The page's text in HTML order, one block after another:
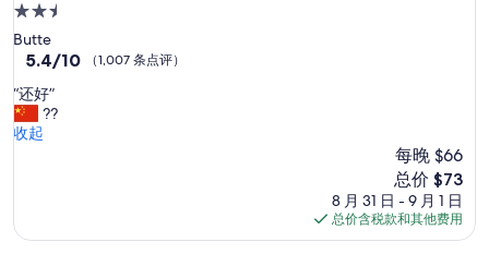
2.5
星
住
宿
Butte
5.4
总
分
10，
5.4/10 （1,007 条点评）
“
还
好
“还好”
??
收起
每晚 $66
新
价
格
$73
总价 $73
8 月 31 日 - 9 月 1 日
总价含税款和其他费用